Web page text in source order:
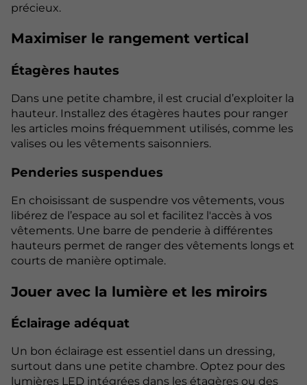
précieux.
Maximiser le rangement vertical
Étagères hautes
Dans une petite chambre, il est crucial d’exploiter la
hauteur. Installez des étagères hautes pour ranger
les articles moins fréquemment utilisés, comme les
valises ou les vêtements saisonniers.
Penderies suspendues
En choisissant de suspendre vos vêtements, vous
libérez de l’espace au sol et facilitez l'accès à vos
vêtements. Une barre de penderie à différentes
hauteurs permet de ranger des vêtements longs et
courts de manière optimale.
Jouer avec la lumière et les miroirs
Éclairage adéquat
Un bon éclairage est essentiel dans un dressing,
surtout dans une petite chambre. Optez pour des
lumières LED intégrées dans les étagères ou des